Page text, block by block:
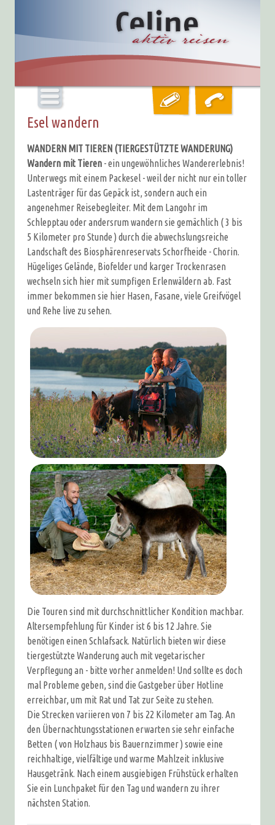
Esel wandern
WANDERN MIT TIEREN (TIERGESTÜTZTE WANDERUNG)
Wandern mit Tieren - ein ungewöhnliches Wandererlebnis!
Unterwegs mit einem Packesel - weil der nicht nur ein toller
Lastenträger für das Gepäck ist, sondern auch ein
angenehmer Reisebegleiter. Mit dem Langohr im
Schlepptau oder andersrum wandern sie gemächlich ( 3 bis
5 Kilometer pro Stunde ) durch die abwechslungsreiche
Landschaft des Biosphärenreservats Schorfheide - Chorin.
Hügeliges Gelände, Biofelder und karger Trockenrasen
wechseln sich hier mit sumpfigen Erlenwäldern ab. Fast
immer bekommen sie hier Hasen, Fasane, viele Greifvögel
und Rehe live zu sehen.
Die Touren sind mit durchschnittlicher Kondition machbar.
Altersempfehlung für Kinder ist 6 bis 12 Jahre. Sie
benötigen einen Schlafsack. Natürlich bieten wir diese
tiergestützte Wanderung auch mit vegetarischer
Verpflegung an - bitte vorher anmelden! Und sollte es doch
mal Probleme geben, sind die Gastgeber über Hotline
erreichbar, um mit Rat und Tat zur Seite zu stehen.
Die Strecken variieren von 7 bis 22 Kilometer am Tag. An
den Übernachtungsstationen erwarten sie sehr einfache
Betten ( von Holzhaus bis Bauernzimmer ) sowie eine
reichhaltige, vielfältige und warme Mahlzeit inklusive
Hausgetränk. Nach einem ausgiebigen Frühstück erhalten
Sie ein Lunchpaket für den Tag und wandern zu ihrer
nächsten Station.